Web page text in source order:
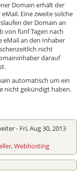
Domain erhält der
Eine zweite solche
der Domain an
von fünf Tagen nach
eMail an den Inhaber
nicht
darauf
automatisch um ein
nicht gekündigt haben.
- Fri, Aug 30, 2013
,Webhosting